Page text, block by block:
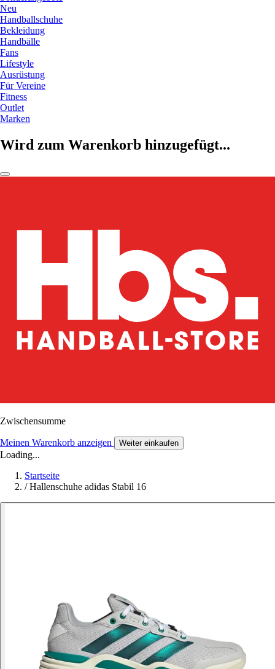
Neu
Handballschuhe
Bekleidung
Handbälle
Fans
Lifestyle
Ausrüstung
Für Vereine
Fitness
Outlet
Marken
Wird zum Warenkorb hinzugefügt...
Zwischensumme
Meinen Warenkorb anzeigen Weiter einkaufen
Loading...
Startseite
/ Hallenschuhe adidas Stabil 16